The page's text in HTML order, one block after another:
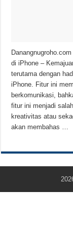
Teknologi Bikin Bisnis
di iPhone –
terutama dengan
iPhone. Fitur ini
berkomunikasi,
fitur ini menjadi
kreativitas atau
akan membahas …